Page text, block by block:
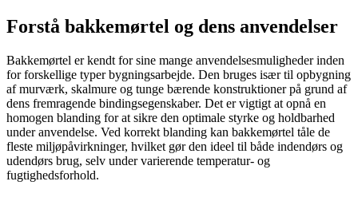
Forstå bakkemørtel og dens anvendelser
Bakkemørtel er kendt for sine mange anvendelsesmuligheder inden
for forskellige typer bygningsarbejde. Den bruges især til opbygning
af murværk, skalmure og tunge bærende konstruktioner på grund af
dens fremragende bindingsegenskaber. Det er vigtigt at opnå en
homogen blanding for at sikre den optimale styrke og holdbarhed
under anvendelse. Ved korrekt blanding kan bakkemørtel tåle de
fleste miljøpåvirkninger, hvilket gør den ideel til både indendørs og
udendørs brug, selv under varierende temperatur- og
fugtighedsforhold.